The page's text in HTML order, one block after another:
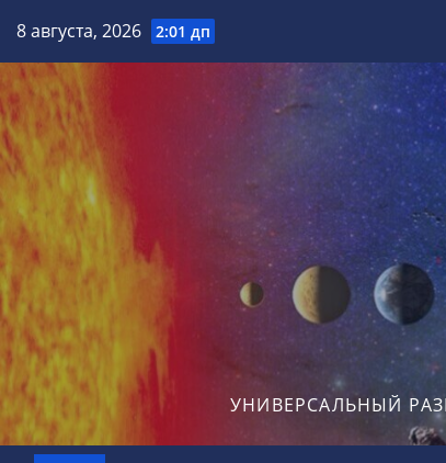
содержимому
8 августа, 2026 2:01 дп
УНИВЕРСАЛЬНЫЙ